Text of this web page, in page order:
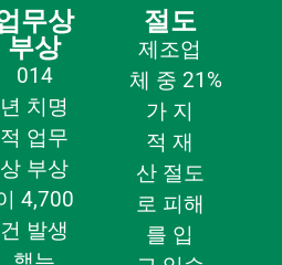
무상
부상
014
년 치명
적 업무
상 부상
4,700
건 발생
절도
제조업
체 중 21%
가 지
적 재
산 절도
로 피해
를 입